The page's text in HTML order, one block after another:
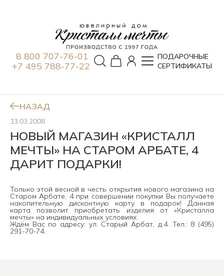
8 800 707-76-01
+7 495 788-77-22
ПОДАРОЧНЫЕ
СЕРТИФИКАТЫ
НАЗАД
13.03.2008
НОВЫЙ МАГАЗИН «КРИСТАЛЛ
МЕЧТЫ» НА СТАРОМ АРБАТЕ, 4
ДАРИТ ПОДАРКИ!
Только этой весной в честь открытия нового магазина на
Старом Арбате, 4 при совершении покупки Вы получаете
накопительную дисконтную карту в подарок! Данная
карта позволит приобретать изделия от «Кристалла
мечты» на индивидуальных условиях.
Ждём Вас по адресу: ул. Старый Арбат, д.4. Тел.: 8 (495)
291-70-74.